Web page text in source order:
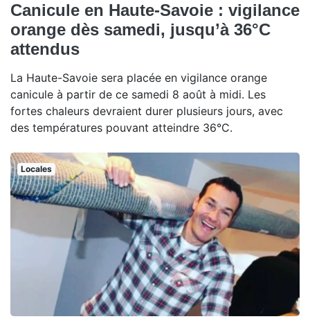
Canicule en Haute-Savoie : vigilance
orange dès samedi, jusqu’à 36°C
attendus
La Haute-Savoie sera placée en vigilance orange
canicule à partir de ce samedi 8 août à midi. Les
fortes chaleurs devraient durer plusieurs jours, avec
des températures pouvant atteindre 36°C.
Locales